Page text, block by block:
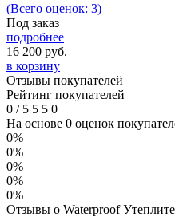
(Всего оценок: 3)
Под заказ
подробнее
16 200 руб.
в корзину
Отзывы покупателей
Рейтинг покупателей
0 /5 5 5 0
На основе 0 оценок
0%
0%
0%
0%
0%
Отзывы о Waterproof